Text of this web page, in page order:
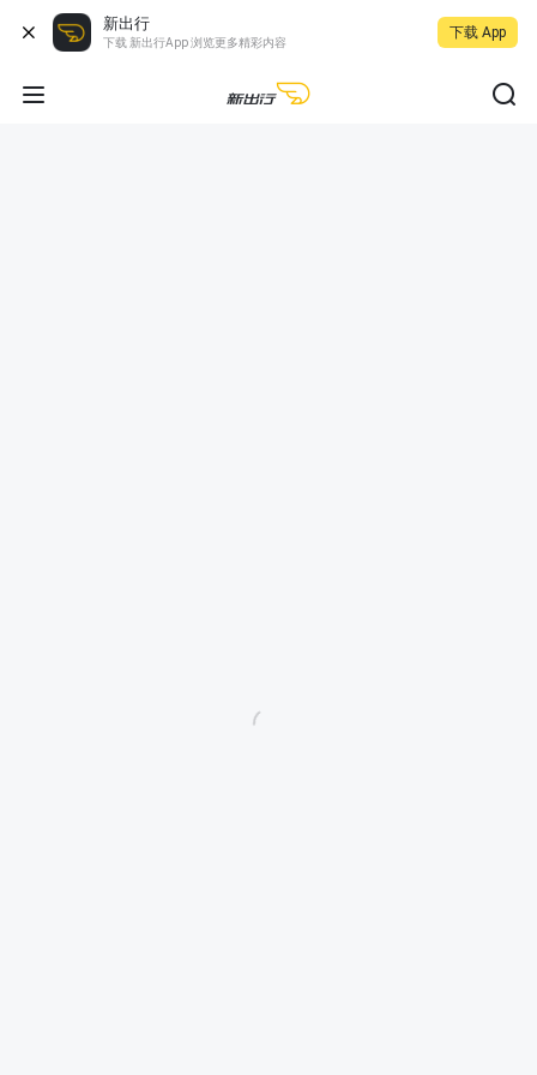
新出行
下载 新出行App 浏览更多精彩内容
下载 App